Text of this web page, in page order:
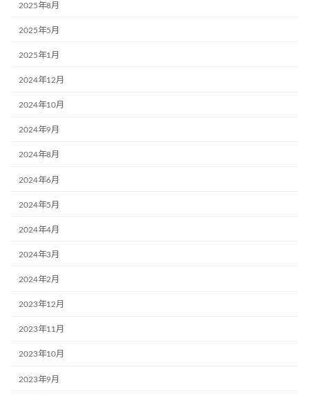
2025年8月
2025年5月
2025年1月
2024年12月
2024年10月
2024年9月
2024年8月
2024年6月
2024年5月
2024年4月
2024年3月
2024年2月
2023年12月
2023年11月
2023年10月
2023年9月